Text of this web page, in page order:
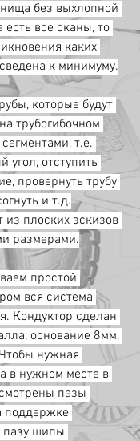
без выхлопной
есть все сканы, то
каких
к минимуму.
которые будут
трубогибочном
т.е.
угол, отступить
провернуть трубу
и т.д.
из плоских эскизов
размерами.
простой
вся система
Кондуктор сделан
основание 8мм,
нужная
в нужном месте в
пазы
поддержке
пазу шипы.